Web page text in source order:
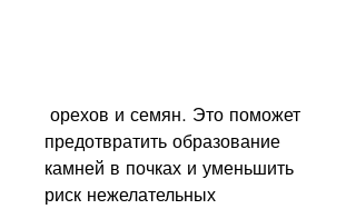
предотвратить образование
камней в почках и уменьшить
риск нежелательных